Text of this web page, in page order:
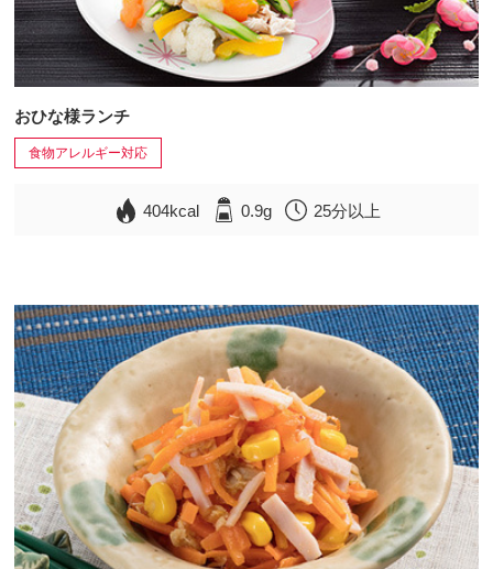
おひな様ランチ
食物アレルギー対応
404kcal 0.9g 25分以上